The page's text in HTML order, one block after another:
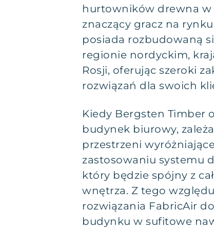
hurtowników drewna w
znaczący gracz na
posiada rozbudowaną
regionie nordyckim,
Rosji, oferując szeroki
rozwiązań dla swoich
Kiedy Bergsten Timber
budynek biurowy,
przestrzeni
zastosowaniu systemu
który będzie spójny z
wnętrza. Z tego
rozwiązania FabricAir
budynku w sufitowe